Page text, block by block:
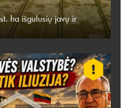
ha išgulusių javų ir